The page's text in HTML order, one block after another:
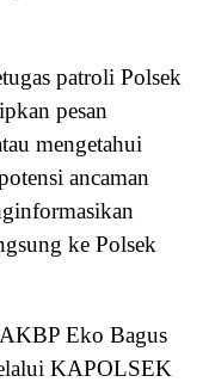
patroli Polsek
pesan
mengetahui
ancaman
ke Polsek
Eko Bagus
KAPOLSEK